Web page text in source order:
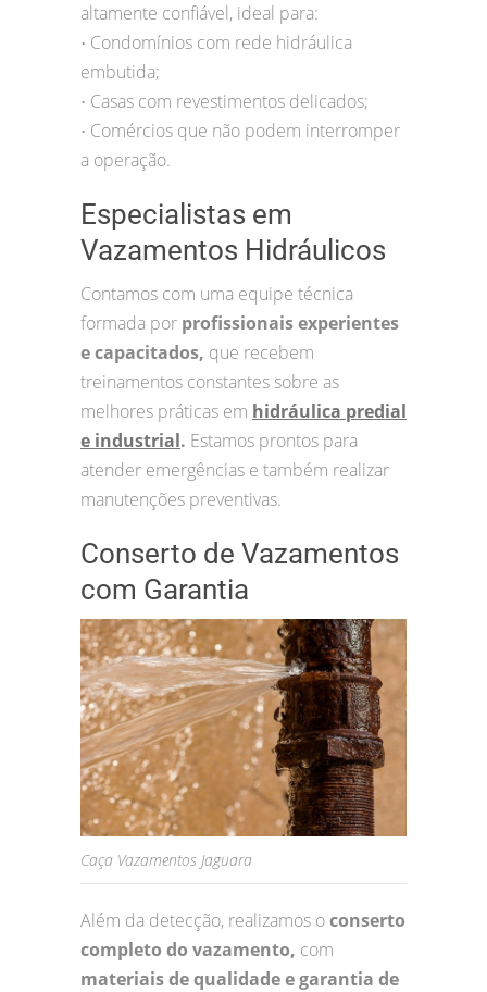
altamente confiável, ideal para:
• Condomínios com rede hidráulica
embutida;
• Casas com revestimentos delicados;
• Comércios que não podem interromper
a operação.
Especialistas em
Vazamentos Hidráulicos
Contamos com uma equipe técnica
formada por profissionais experientes
e capacitados, que recebem
treinamentos constantes sobre as
melhores práticas em hidráulica predial
e industrial. Estamos prontos para
atender emergências e também realizar
manutenções preventivas.
Conserto de Vazamentos
com Garantia
Caça Vazamentos Jaguara
Além da detecção, realizamos oconserto
completo do vazamento, com
materiais de qualidade e garantia de